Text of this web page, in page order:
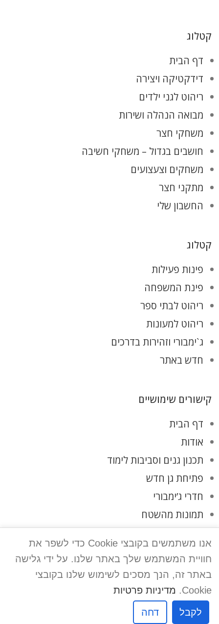
קטלוג
דף הבית
דידקטיקה ויצירה
ריהוט לגני ילדים
מבואה הנהלה ושירות
משחקי חצר
חושבים בגדול – משחקי חשיבה
משחקים וצעצועים
מתקני חצר
החשבון שלי
קטלוג
פינות פעילות
פינת המשפחה
ריהוט לבתי ספר
ריהוט למעונות
ג`ימבורי וזהירות בדרכים
חדש באתר
קישורים שימושיים
דף הבית
אודות
תכנון גנים וסביבות לימוד
פתיחת גן חדש
חדרי ג’ימבורי
תמונות מהשטח
צרו קשר
מדיניות פרטיות
אנו משתמשים בקובצי Cookie כדי לשפר את
חוויית המשתמש שלך באתר שלנו. על ידי גלישה
באתר זה, הנך מסכים לשימוש שלנו בקובצי
Cookie.
מדיניות פרטיות
לקבל דחה